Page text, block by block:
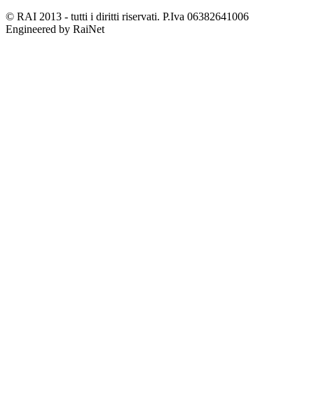
© RAI 2013 - tutti i diritti riservati. P.Iva 06382641006
Engineered by RaiNet